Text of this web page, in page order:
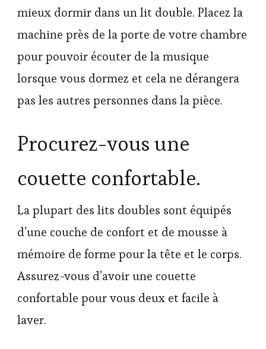
mieux dormir dans un lit double. Placez la
machine près de la porte de votre chambre
pour pouvoir écouter de la musique
lorsque vous dormez et cela ne dérangera
pas les autres personnes dans la pièce.
Procurez-vous une
couette confortable.
La plupart des lits doubles sont équipés
d’une couche de confort et de mousse à
mémoire de forme pour la tête et le corps.
Assurez-vous d’avoir une couette
confortable pour vous deux et facile à
laver.